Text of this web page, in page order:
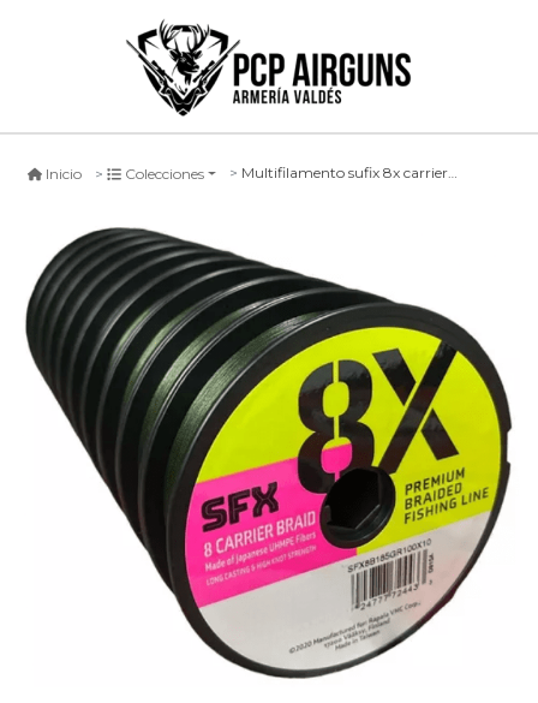
Inicio Colecciones Multifilamento sufix 8x carrier braid lo- vis green -100mts-